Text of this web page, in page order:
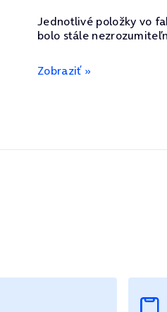
Jednotlivé položky vo
bolo stále
Zobraziť »